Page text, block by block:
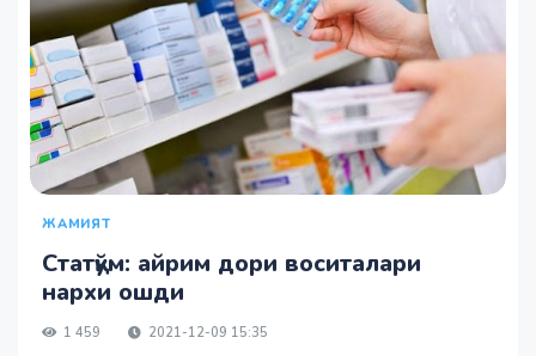
ЖАМИЯТ
Статқўм: айрим дори воситалари
нархи ошди
1 459 2021-12-09 15:35